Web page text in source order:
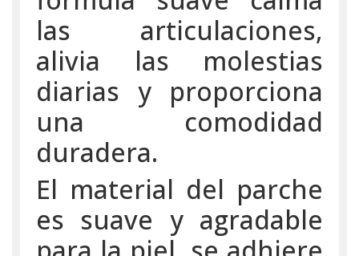
las articulaciones,
alivia las molestias
diarias y proporciona
una comodidad
duradera.
El material del parche
es suave y agradable